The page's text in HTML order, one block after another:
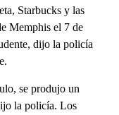
Starbucks y las
Memphis el 7 de
dijo la policía
se produjo un
la policía. Los